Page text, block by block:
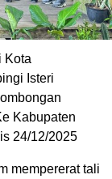
Kota
Isteri
Kabupaten
24/12/2025
mempererat tali